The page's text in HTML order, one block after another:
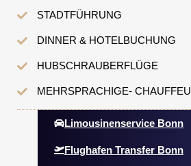
STADTFÜHRUNG
DINNER & HOTELBUCHUNG
HUBSCHRAUBERFLÜGE
MEHRSPRACHIGE-
Limousinenservice Bonn
Flughafen Transfer Bonn